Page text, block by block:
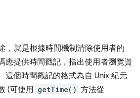
，就是根據時間機制清除使用者的
應提供時間戳記，指出使用者瀏覽資
這個時間戳記的格式為自 Unix 紀元
(可使用 getTime() 方法從